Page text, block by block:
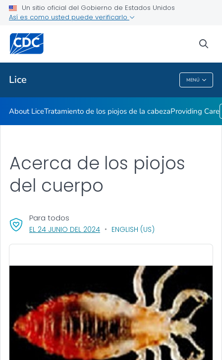
Un sitio oficial del Gobierno de Estados Unidos
Así es como usted puede verificarlo
Lice MENÚ
Providing Care
Proveedores de atención médica
Lice
About LiceTratamiento de los piojos de la cabezaProviding Care
EL 24 JUNIO DEL 2024, VISIT LINK FOR DETAILS.
ENGLISH (US)
Para todos
Acerca de los piojos
del cuerpo